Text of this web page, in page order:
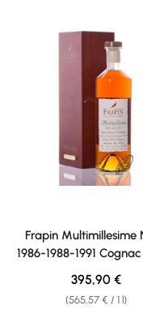
Frapin Multimillesime
1986-1988-1991 Cognac
vol. 0,70l
(565,57 € / 1 l)
Regular price:
395,90 €